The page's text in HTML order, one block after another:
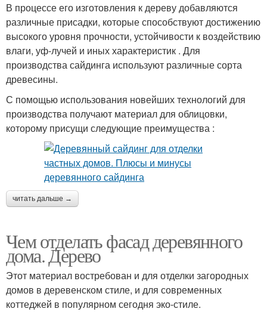
В процессе его изготовления к дереву добавляются
различные присадки, которые способствуют достижению
высокого уровня прочности, устойчивости к воздействию
влаги, уф-лучей и иных характеристик . Для
производства сайдинга используют различные сорта
древесины.
С помощью использования новейших технологий для
производства получают материал для облицовки,
которому присущи следующие преимущества :
читать дальше →
Чем отделать фасад деревянного
дома. Дерево
Этот материал востребован и для отделки загородных
домов в деревенском стиле, и для современных
коттеджей в популярном сегодня эко-стиле.